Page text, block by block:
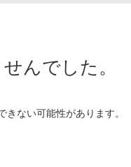
んでした。
ない可能性があります。